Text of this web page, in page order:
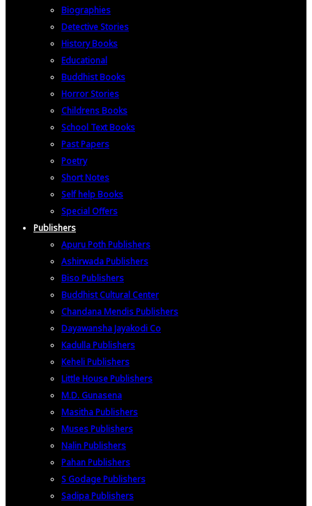
Biographies
Detective Stories
History Books
Educational
Buddhist Books
Horror Stories
Childrens Books
School Text Books
Past Papers
Poetry
Short Notes
Self help Books
Special Offers
Publishers
Apuru Poth Publishers
Ashirwada Publishers
Biso Publishers
Buddhist Cultural Center
Chandana Mendis Publishers
Dayawansha Jayakodi Co
Kadulla Publishers
Keheli Publishers
Little House Publishers
M.D. Gunasena
Masitha Publishers
Muses Publishers
Nalin Publishers
Pahan Publishers
S Godage Publishers
Sadipa Publishers